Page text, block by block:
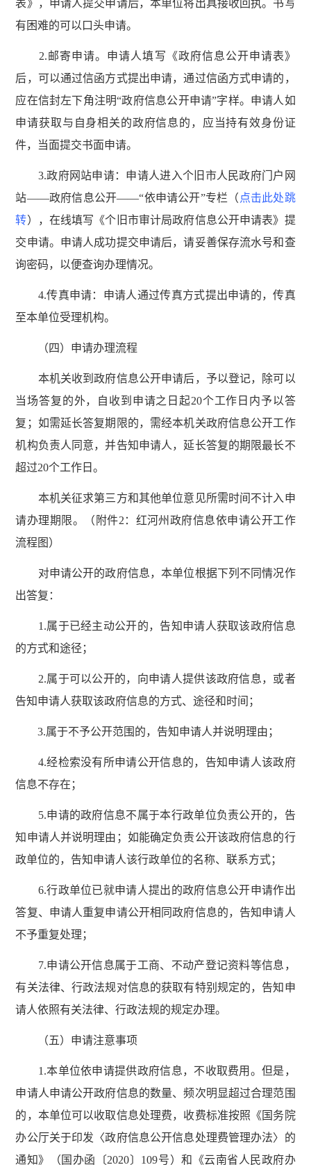
表》，申请人提交申请后，本单位将出具接收回执。书写
有困难的可以口头申请。
2.邮寄申请。申请人填写《政府信息公开申请表》
后，可以通过信函方式提出申请，通过信函方式申请的，
应在信封左下角注明“政府信息公开申请”字样。申请人如
申请获取与自身相关的政府信息的，应当持有效身份证
件，当面提交书面申请。
3.政府网站申请：申请人进入个旧市人民政府门户网
站——政府信息公开——“依申请公开”专栏（ 点击此处跳
转），在线填写《个旧市审计局政府信息公开申请表》提
交申请。申请人成功提交申请后，请妥善保存流水号和查
询密码，以便查询办理情况。
4.传真申请：申请人通过传真方式提出申请的，传真
至本单位受理机构。
（四）申请办理流程
本机关收到政府信息公开申请后，予以登记，除可以
当场答复的外，自收到申请之日起20个工作日内予以答
复；如需延长答复期限的，需经本机关政府信息公开工作
机构负责人同意，并告知申请人，延长答复的期限最长不
超过20个工作日。
本机关征求第三方和其他单位意见所需时间不计入申
请办理期限。（附件2：红河州政府信息依申请公开工作
流程图）
对申请公开的政府信息，本单位根据下列不同情况作
出答复：
1.属于已经主动公开的，告知申请人获取该政府信息
的方式和途径；
2.属于可以公开的，向申请人提供该政府信息，或者
告知申请人获取该政府信息的方式、途径和时间；
3.属于不予公开范围的，告知申请人并说明理由；
4.经检索没有所申请公开信息的，告知申请人该政府
信息不存在；
5.申请的政府信息不属于本行政单位负责公开的，告
知申请人并说明理由；如能确定负责公开该政府信息的行
政单位的，告知申请人该行政单位的名称、联系方式；
6.行政单位已就申请人提出的政府信息公开申请作出
答复、申请人重复申请公开相同政府信息的，告知申请人
不予重复处理；
7.申请公开信息属于工商、不动产登记资料等信息，
有关法律、行政法规对信息的获取有特别规定的，告知申
请人依照有关法律、行政法规的规定办理。
（五）申请注意事项
1.本单位依申请提供政府信息，不收取费用。但是，
申请人申请公开政府信息的数量、频次明显超过合理范围
的，本单位可以收取信息处理费，收费标准按照《国务院
办公厅关于印发〈政府信息公开信息处理费管理办法〉的
通知》（国办函〔2020〕109号）和《云南省人民政府办